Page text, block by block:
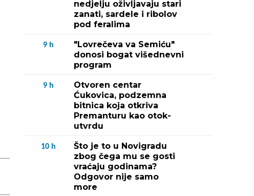
nedjelju oživljavaju stari
zanati, sardele i ribolov
pod feralima
9 h
"Lovrečeva va Semiću"
donosi bogat višednevni
program
9 h
Otvoren centar
Ćukovica, podzemna
bitnica koja otkriva
Premanturu kao otok-
utvrdu
10 h
Što je to u Novigradu
zbog čega mu se gosti
vraćaju godinama?
Odgovor nije samo
more